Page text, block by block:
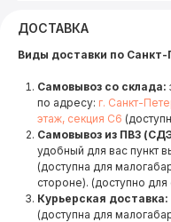
ДОСТАВКА
Виды доставки по Санкт-
Самовывоз со склада:
по адресу: г. Санкт-
этаж, секция С6
Самовывоз из ПВЗ
удобный для вас пункт
(доступна для
стороне). (доступно для
Курьерская доставка:
(доступна для